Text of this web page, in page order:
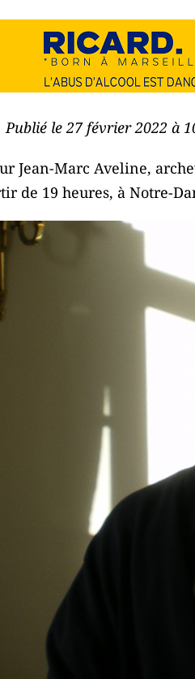
Publié le 27 février 2022 à
Jean-Marc Aveline,
de 19 heures, à Notre-